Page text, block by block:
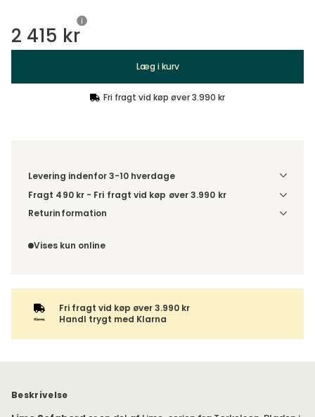
2 415 kr
Læg i kurv
Fri fragt vid køp øver 3.990 kr
Levering indenfor 3-10 hverdage
Fragt 490 kr - Fri fragt vid køp øver 3.990 kr
Denne vare leveres til din dør/tomtgrænse. Inden levering
produkter, sendes hele ordren samlet.
Returinformation
ordre.
Vises kun online
Fri fragt vid køp øver 3.990 kr
Handl trygt med Klarna
Beskrivelse